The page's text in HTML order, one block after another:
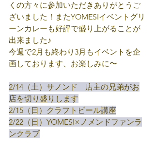
くの方々に参加いただきありがとうご
ざいました！またYOMESIイベントグリ
ーンカレーも好評で盛り上がることが
出来ました♪
今週で2月も終わり3月もイベントを企
画しております、お楽しみに〜
2/14（土）サノンド　店主の兄弟がお
店を切り盛りします
2/15（日）クラフトビール講座
2/22（日）YOMESI×ノメンドファンラ
ンクラブ